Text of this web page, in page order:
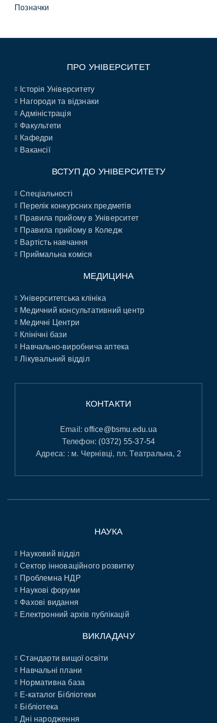
Позначки
ПРО УНІВЕРСИТЕТ
Історія Університету
Нагороди та відзнаки
Адміністрація
Факультети
Кафедри
Вакансії
ВСТУП ДО УНІВЕРСИТЕТУ
Спеціальності
Перелік конкурсних предметів
Правила прийому в Університет
Правила прийому в Коледж
Вартість навчання
Приймальна коміся
МЕДИЦИНА
Університетська клініка
Медичний консультативний центр
Медичні Центри
Клінічні бази
Навчально-виробнича аптека
Лікувальний відділ
КОНТАКТИ
Email:office@bsmu.edu.ua
Телефон: (0372) 55-37-54
Адреса: : м. Чернівці, пл. Театральна, 2
НАУКА
Науковий відділ
Сектор інноваційного розвитку
Проблемна НДР
Наукові форуми
Фахові видання
Електронний архів публікацій
ВИКЛАДАЧУ
Стандарти вищої освіти
Навчальні плани
Нормативна база
E-каталог Бібліотеки
Бібліотека
Дні народження